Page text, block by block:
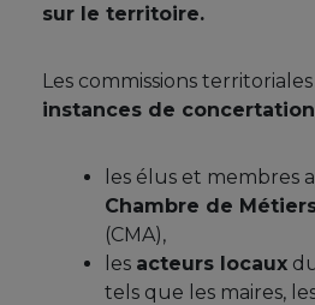
sur le territoire.
Les commissions
instances de concertation
les élus et membres
Chambre de
(CMA),
les acteurs locaux
tels que les maires,